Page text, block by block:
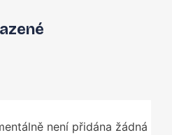
není přidána žádná